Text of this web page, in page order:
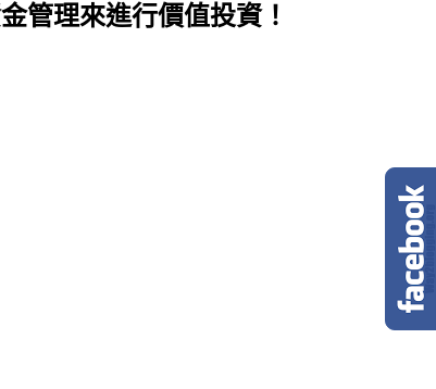
管理來進行價值投資！